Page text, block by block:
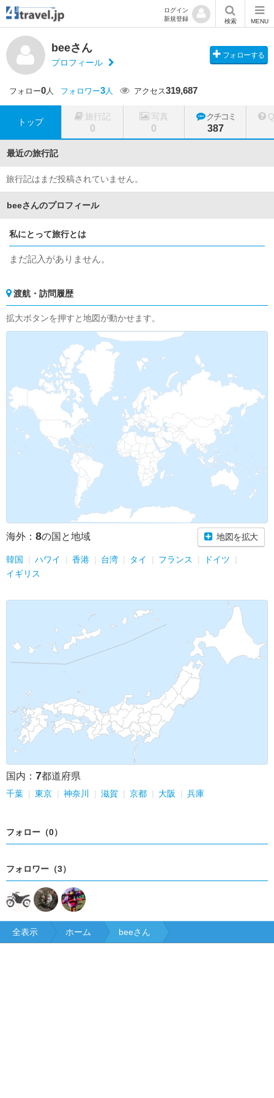
ログイン
新規登録
検索 MENU
beeさん
プロフィール
フォローする
フォロー0人 フォロワー3人 アクセス319,687
トップ
旅行記
0
写真
0
クチコミ
387
最近の旅行記
旅行記はまだ投稿されていません。
beeさんのプロフィール
私にとって旅行とは
まだ記入がありません。
渡航・訪問履歴
拡大ボタンを押すと地図が動かせます。
海外： 8の国と地域 地図を拡大
韓国 ハワイ 香港 台湾 タイ フランス
ドイツ
イギリス
国内： 7都道府県
千葉 東京 神奈川 滋賀 京都 大阪 兵庫
フォロー（0）
フォロワー（3）
全表示 ホーム beeさん